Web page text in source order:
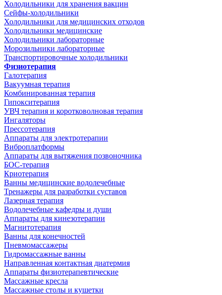
Холодильники для хранения вакцин
Сейфы-холодильники
Холодильники для медицинских отходов
Холодильники медицинские
Холодильники лабораторные
Морозильники лабораторные
Транспортировочные холодильники
Физиотерапия
Галотерапия
Вакуумная терапия
Комбинированная терапия
Гипокситерапия
УВЧ терапия и коротковолновая терапия
Ингаляторы
Прессотерапия
Аппараты для электротерапии
Виброплатформы
Аппараты для вытяжения позвоночника
БОС-терапия
Криотерапия
Ванны медицинские водолечебные
Тренажеры для разработки суставов
Лазерная терапия
Водолечебные кафедры и души
Аппараты для кинезотерапии
Магнитотерапия
Ванны для конечностей
Пневмомассажеры
Гидромассажные ванны
Направленная контактная диатермия
Аппараты физиотерапевтические
Массажные кресла
Массажные столы и кушетки